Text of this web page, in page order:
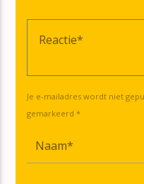
Je e-mailadres wordt niet
gemarkeerd *